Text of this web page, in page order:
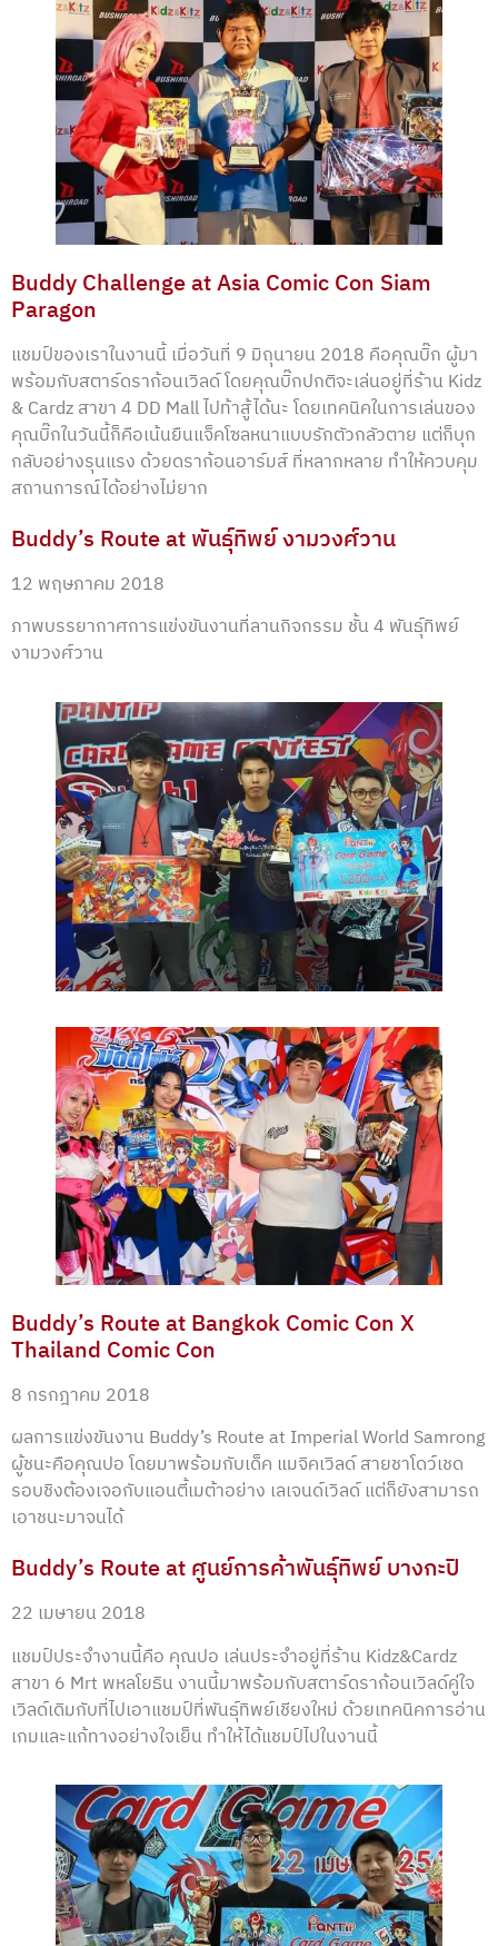
Buddy Challenge at Asia Comic Con Siam
Paragon
แชมป์ของเราในงานนี้ เมื่อวันที่ 9 มิถุนายน 2018 คือคุณบิ๊ก ผู้มา
พร้อมกับสตาร์ดราก้อนเวิลด์ โดยคุณบิ๊กปกติจะเล่นอยู่ที่ร้าน Kidz
& Cardz สาขา 4 DD Mall ไปท้าสู้ได้นะ โดยเทคนิคในการเล่นของ
คุณบิ๊กในวันนี้ก็คือเน้นยืนแจ็คโซลหนาแบบรักตัวกลัวตาย แต่ก็บุก
กลับอย่างรุนแรง ด้วยดราก้อนอาร์มส์ ที่หลากหลาย ทำให้ควบคุม
สถานการณ์ได้อย่างไม่ยาก
Buddy’s Route at พันธุ์ทิพย์ งามวงศ์วาน
12 พฤษภาคม 2018
ภาพบรรยากาศการแข่งขันงานที่ลานกิจกรรม ชั้น 4 พันธุ์ทิพย์
งามวงศ์วาน
Buddy’s Route at Bangkok Comic Con X
Thailand Comic Con
8 กรกฎาคม 2018
ผลการแข่งขันงาน Buddy’s Route at Imperial World Samrong
ผู้ชนะคือคุณปอ โดยมาพร้อมกับเด็ค แมจิคเวิลด์ สายชาโดว์เชด
รอบชิงต้องเจอกับแอนตี้เมต้าอย่าง เลเจนด์เวิลด์ แต่ก็ยังสามารถ
เอาชนะมาจนได้
Buddy’s Route at ศูนย์การค้าพันธุ์ทิพย์ บางกะปิ
22 เมษายน 2018
แชมป์ประจำงานนี้คือ คุณปอ เล่นประจำอยู่ที่ร้าน Kidz&Cardz
สาขา 6 Mrt พหลโยธิน งานนี้มาพร้อมกับสตาร์ดราก้อนเวิลด์คู่ใจ
เวิลด์เดิมกับที่ไปเอาแชมป์ที่พันธุ์ทิพย์เชียงใหม่ ด้วยเทคนิคการอ่าน
เกมและแก้ทางอย่างใจเย็น ทำให้ได้แชมป์ไปในงานนี้